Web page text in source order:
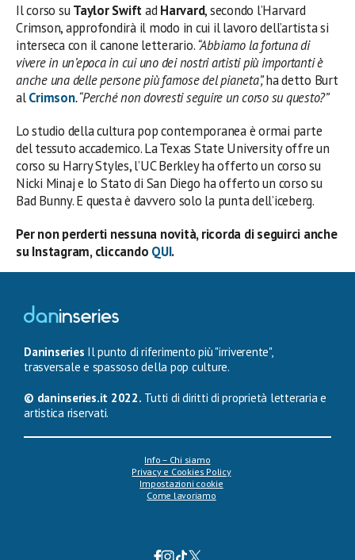
Il corso suTaylor SwiftadHarvard, secondo l’Harvard
Crimson, approfondirà il modo in cui il lavoro dell’artista si
interseca con il canone letterario.“Abbiamo la fortuna di
vivere in un’epoca in cui uno dei nostri artisti più importanti è
anche una delle persone più famose del pianeta”,ha detto Burt
alCrimson. “Perché non dovresti seguire un corso su questo?”
Lo studio della cultura pop contemporanea è ormai parte
del tessuto accademico. La Texas State University offre un
corso su Harry Styles, l’UC Berkley ha offerto un corso su
Nicki Minaj e lo Stato di San Diego ha offerto un corso su
Bad Bunny. E questa è davvero solo la punta dell’iceberg.
Per non perderti nessuna novità, ricorda di seguirci anche
su Instagram, cliccando QUI.
Daninseries Il punto di riferimento più "irriverente",
trasversale e spassoso della pop culture.
© daninseries.it 2022. Tutti di diritti di proprietà letteraria e
artistica riservati.
Info – Chi siamo
Privacy e Cookies Policy
Impostazioni cookie
Come lavoriamo